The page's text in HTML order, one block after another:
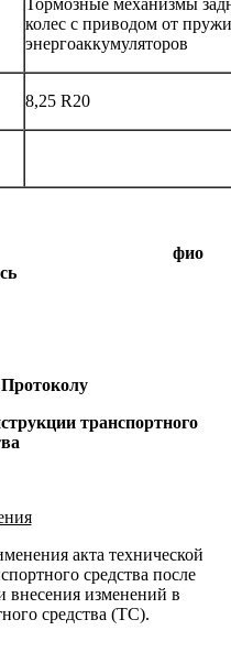
Тормозные механизмы
колес с приводом от
энергоаккумуляторов
8,25 R20
транспортного
акта технической
средства после
внесения изменений в
средства (ТС).